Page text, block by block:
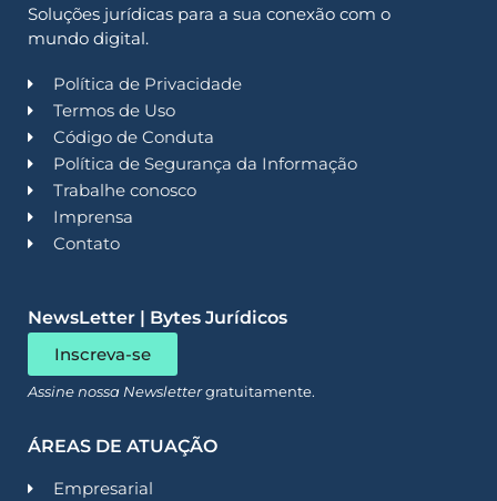
Soluções jurídicas para a sua conexão com o
mundo digital.
Política de Privacidade
Termos de Uso
Código de Conduta
Política de Segurança da Informação
Trabalhe conosco
Imprensa
Contato
NewsLetter | Bytes Jurídicos
Inscreva-se
Assine nossa Newslettergratuitamente.
ÁREAS DE ATUAÇÃO
Empresarial